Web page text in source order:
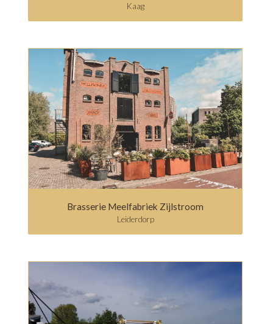
Kaag
Brasserie Meelfabriek Zijlstroom
Leiderdorp